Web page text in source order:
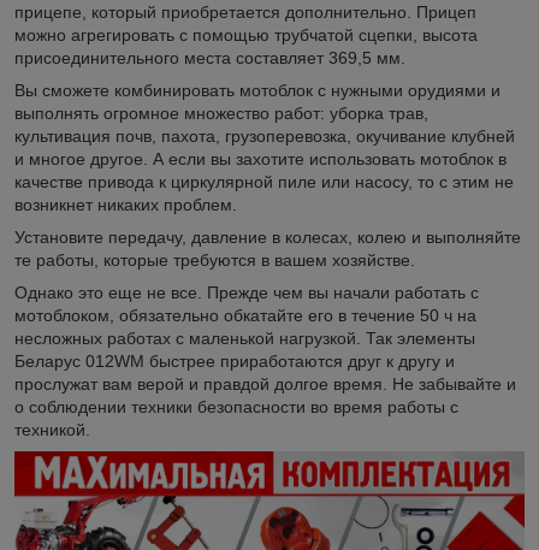
прицепе, который приобретается дополнительно. Прицеп
можно агрегировать с помощью трубчатой сцепки, высота
присоединительного места составляет 369,5 мм.
Вы сможете комбинировать мотоблок с нужными орудиями и
выполнять огромное множество работ: уборка трав,
культивация почв, пахота, грузоперевозка, окучивание клубней
и многое другое. А если вы захотите использовать мотоблок в
качестве привода к циркулярной пиле или насосу, то с этим не
возникнет никаких проблем.
Установите передачу, давление в колесах, колею и выполняйте
те работы, которые требуются в вашем хозяйстве.
Однако это еще не все. Прежде чем вы начали работать с
мотоблоком, обязательно обкатайте его в течение 50 ч на
несложных работах с маленькой нагрузкой. Так элементы
Беларус 012WM быстрее приработаются друг к другу и
прослужат вам верой и правдой долгое время. Не забывайте и
о соблюдении техники безопасности во время работы с
техникой.